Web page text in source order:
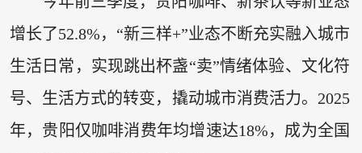
增长了52.8%，“新三样+”业态不断充实融入城市
生活日常，实现跳出杯盏“卖”情绪体验、文化符
号、生活方式的转变，撬动城市消费活力。2025
年，贵阳仅咖啡消费年均增速达18%，成为全国